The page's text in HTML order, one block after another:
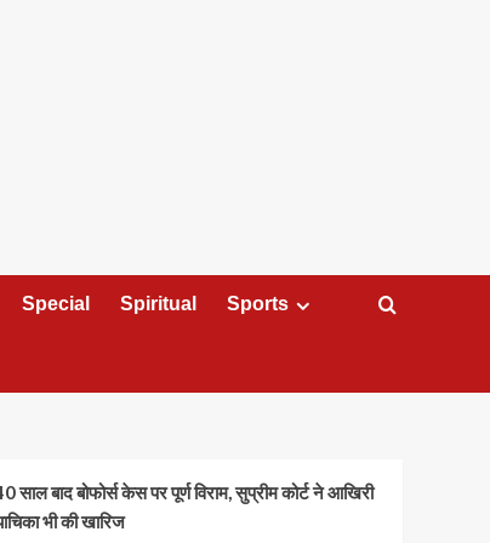
Special Spiritual Sports
साल बाद बोफोर्स केस पर पूर्ण विराम, सुप्रीम कोर्ट ने आखिरी
भी की खारिज